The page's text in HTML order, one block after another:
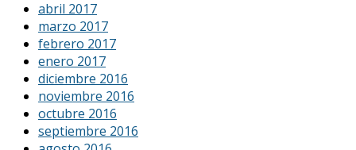
abril 2017
marzo 2017
febrero 2017
enero 2017
diciembre 2016
noviembre 2016
octubre 2016
septiembre 2016